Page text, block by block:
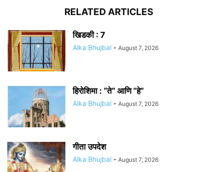
RELATED ARTICLES
खिडकी : 7
Alka Bhujbal - August 7, 2026
हिरोशिमा : “ते” आणि “हे”
Alka Bhujbal - August 7, 2026
गीता उपदेश
Alka Bhujbal - August 7, 2026